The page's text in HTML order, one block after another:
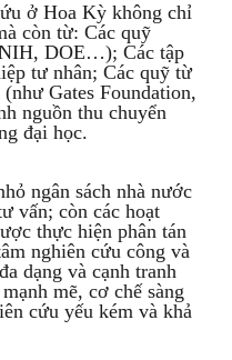
ở Hoa Kỳ không chỉ
còn từ: Các quỹ
DOE…); Các tập
tư nhân; Các quỹ từ
Gates Foundation,
nguồn thu chuyển
đại học.
ngân sách nhà nước
vấn; còn các hoạt
thực hiện phân tán
nghiên cứu công và
dạng và cạnh tranh
mẽ, cơ chế sàng
cứu yếu kém và khả